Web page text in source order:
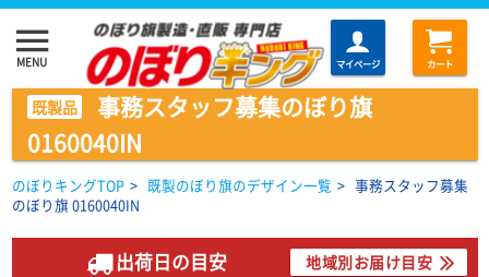
menu
MENU マイページ カート
既製品
事務スタッフ募集のぼり旗
0160040IN
のぼりキングTOP > 既製のぼり旗のデザイン一覧 > 事務スタッフ募集
のぼり旗 0160040IN
出荷日の目安 地域別お届け目安